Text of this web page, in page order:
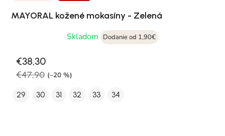
MAYORAL kožené mokasíny - Zelená
Skladom
Dodanie od 1,90€
€38,30
€47,90 (–20 %)
29 30 31 32 33 34